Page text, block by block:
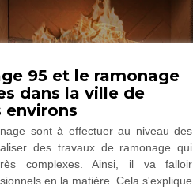
95 et le ramonage
dans la ville de
environs
sont à effectuer au niveau des
des travaux de ramonage qui
complexes. Ainsi, il va falloir
en la matière. Cela s'explique